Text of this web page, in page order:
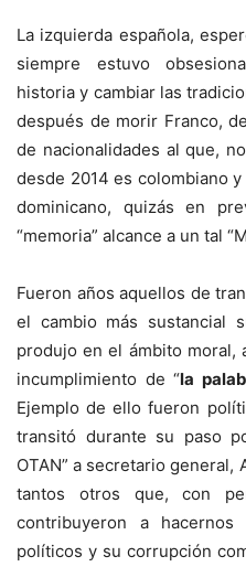
La izquierda española,
siempre estuvo
historia y cambiar las
después de morir Franco,
de nacionalidades al que,
desde 2014 es colombiano
dominicano, quizás en
“memoria” alcance a un tal
Fueron años aquellos de
el cambio más sustancial
produjo en el ámbito moral,
incumplimiento de “la
Ejemplo de ello fueron
transitó durante su paso
OTAN” a secretario general,
tantos otros que, con
contribuyeron a
políticos y su corrupción